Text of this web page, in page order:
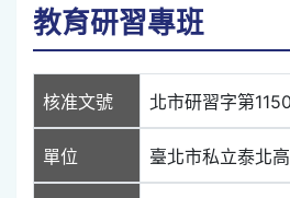
教育研習專班
核准文號 北市研習字第
單位 臺北市私立泰北